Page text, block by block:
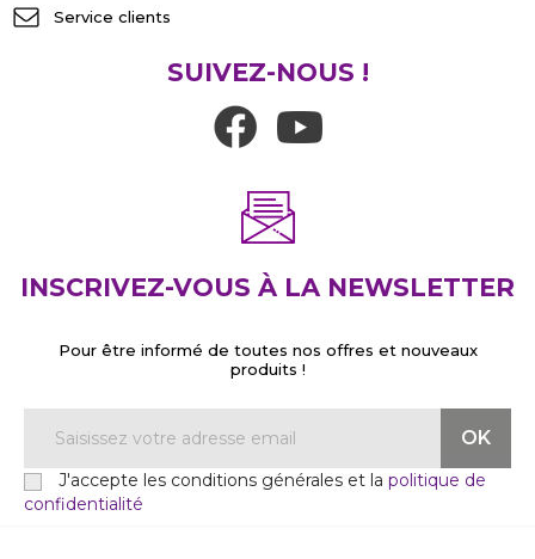
Service clients
SUIVEZ-NOUS !
INSCRIVEZ-VOUS À LA NEWSLETTER
Pour être informé de toutes nos offres et nouveaux
produits !
J'accepte les conditions générales et la politique de
confidentialité